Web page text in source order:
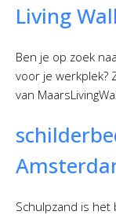
Living
Ben je op zoek
voor je werkplek?
van
Schulpzand is